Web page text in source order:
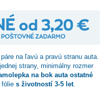
na ľavú a pravú stranu auta.
strany, minimálny rozmer
na bok auta ostatné
s životností 3-5 let.